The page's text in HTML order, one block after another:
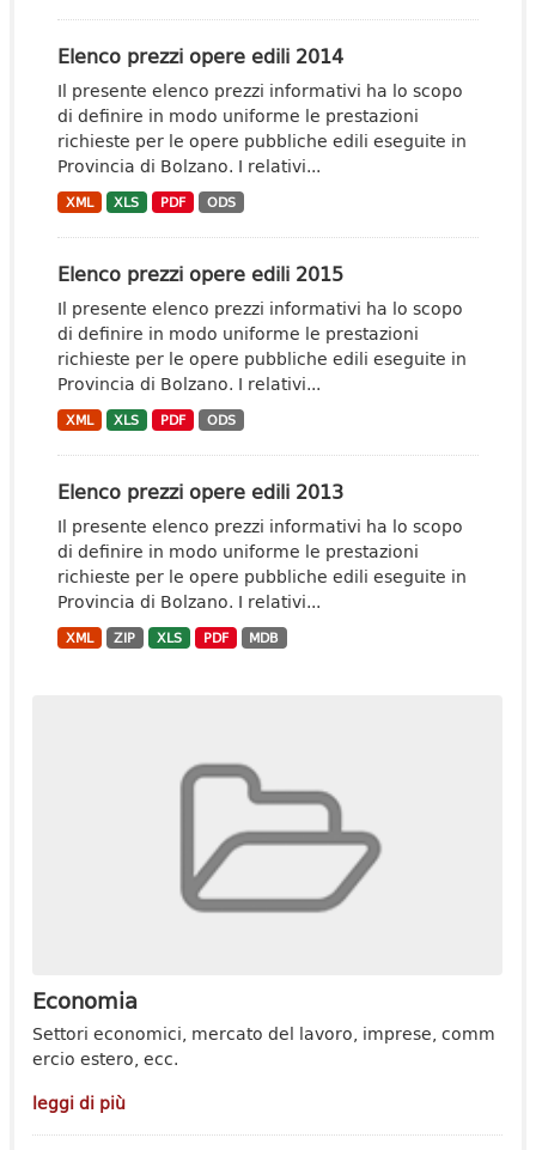
Economia
Settori economici, mercato del lavoro, imprese, comm
ercio estero, ecc.
leggi di più
Elenco prezzi opere edili 2014
Il presente elenco prezzi informativi ha lo scopo
di definire in modo uniforme le prestazioni
richieste per le opere pubbliche edili eseguite in
Provincia di Bolzano. I relativi...
XML XLS PDF ODS
Elenco prezzi opere edili 2015
Il presente elenco prezzi informativi ha lo scopo
di definire in modo uniforme le prestazioni
richieste per le opere pubbliche edili eseguite in
Provincia di Bolzano. I relativi...
XML XLS PDF ODS
Elenco prezzi opere edili 2013
Il presente elenco prezzi informativi ha lo scopo
di definire in modo uniforme le prestazioni
richieste per le opere pubbliche edili eseguite in
Provincia di Bolzano. I relativi...
XML ZIP XLS PDF MDB